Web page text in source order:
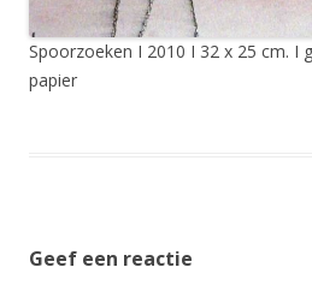
Spoorzoeken I 2010 I 32 x 25 cm. I
papier
Geef een reactie